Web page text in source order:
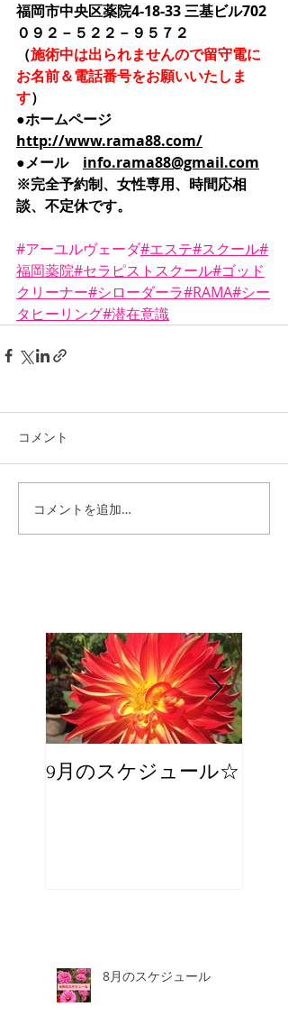
福岡市中央区薬院4-18-33 三基ビル702
０９２－５２２－９５７２
（施術中は出られませんので留守電に
お名前＆電話番号をお願いいたしま
す）
●ホームページ
http://www.rama88.com/
●メール
info.rama88@gmail.com
※完全予約制、女性専用、時間応相
談、不定休です。
#アーユルヴェーダ#エステ#スクール#
福岡薬院#セラピストスクール#ゴッド
クリーナー#シローダーラ#RAMA#シー
タヒーリング#潜在意識
コメント
コメントを追加…
9月のスケジュール☆
8月のスケジュール